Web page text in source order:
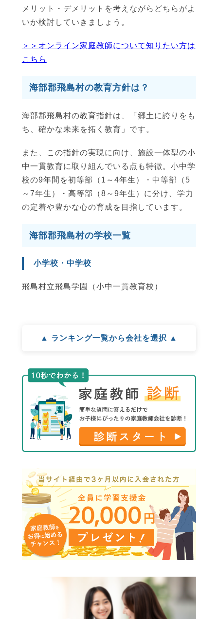
メリット・デメリットを考えながらどちらがよ
いか検討していきましょう。
＞＞オンライン家庭教師について知りたい方は
こちら
海部郡飛島村の教育方針は？
海部郡飛島村の教育指針は、「郷土に誇りをも
ち、確かな未来を拓く教育」です。
また、この指針の実現に向け、施設一体型の小
中一貫教育に取り組んでいる点も特徴。小中学
校の9年間を初等部（1～4年生）・中等部（5
～7年生）・高等部（8～9年生）に分け、学力
の定着や豊かな心の育成を目指しています。
海部郡飛島村の学校一覧
小学校・中学校
飛島村立飛島学園（小中一貫教育校）
▲ ランキング一覧から会社を選択 ▲